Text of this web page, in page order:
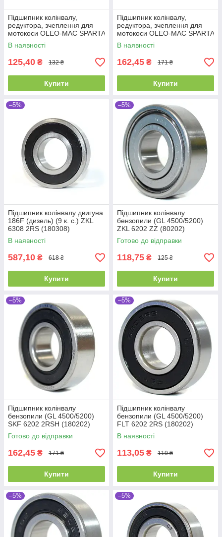
Підшипник колінвалу,
редуктора, зчеплення для
мотокоси OLEO-MAC SPARTA
25 SPARTA 37, SPARTA 38,
SPARTA 40,
В наявності
125,40 ₴ 132 ₴
Купити
Підшипник колінвалу,
редуктора, зчеплення для
мотокоси OLEO-MAC SPARTA
25 SPARTA 37, SPARTA 38,
SPARTA 40,
В наявності
162,45 ₴ 171 ₴
Купити
–5%
Підшипник колінвалу двигуна
186F (дизель) (9 к. с.) ZKL
6308 2RS (180308)
(40x90x23)
В наявності
587,10 ₴ 618 ₴
Купити
–5%
Підшипник колінвалу
бензопили (GL 4500/5200)
ZKL 6202 ZZ (80202)
Промислова упаковка
(15x35x11)
Готово до відправки
118,75 ₴ 125 ₴
Купити
–5%
Підшипник колінвалу
бензопили (GL 4500/5200)
SKF 6202 2RSH (180202)
Промислова упаковка
(15x35x11)
Готово до відправки
162,45 ₴ 171 ₴
Купити
–5%
Підшипник колінвалу
бензопили (GL 4500/5200)
FLT 6202 2RS (180202)
(15x35x11)
В наявності
113,05 ₴ 119 ₴
Купити
–5% –5%